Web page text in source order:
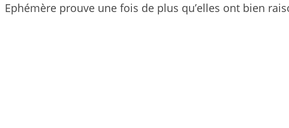
Ephémère prouve une fois de plus qu’elles ont bien